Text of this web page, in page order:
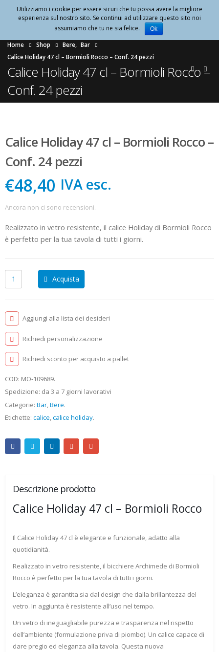
Home Shop Bere, Bar
Calice Holiday 47 cl – Bormioli Rocco – Conf. 24 pezzi
Calice Holiday 47 cl – Bormioli Rocco –
Conf. 24 pezzi
Calice Holiday 47 cl – Bormioli Rocco –
Conf. 24 pezzi
€48,40 IVA esc.
Ancora non ci sono recensioni.
Realizzato in vetro resistente, il calice Holiday di Bormioli Rocco
è perfetto per la tua tavola di tutti i giorni.
Acquista
Aggiungi alla lista dei desideri
Richiedi personalizzazione
Richiedi sconto per acquisto a pallet
COD: MO-109689.
Spedizione: da 3 a 7 giorni lavorativi
Categorie: Bar,Bere.
Etichette: calice,calice holiday.
Descrizione prodotto
Calice Holiday 47 cl – Bormioli Rocco
Il Calice Holiday 47 cl è elegante e funzionale, adatto alla
quotidianità.
Realizzato in vetro resistente, il bicchiere Archimede di Bormioli
Rocco è perfetto per la tua tavola di tutti i giorni.
L’eleganza è garantita sia dal design che dalla brillantezza del
vetro. In aggiunta è resistente all’uso nel tempo.
Un vetro di ineguagliabile purezza e trasparenza nel rispetto
dell’ambiente (formulazione priva di piombo). Un calice capace di
dare pregio ed eleganza alla tavola. Questa nuova
Utilizziamo i cookie per essere sicuri che tu possa avere la migliore
esperienza sul nostro sito. Se continui ad utilizzare questo sito noi
assumiamo che tu ne sia felice.
Ok